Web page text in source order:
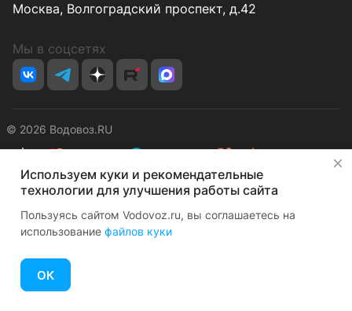
Москва, Волгоградский проспект, д.42
Мы в соцсетях
© 2026 Водовоз.RU
КонфиденциальностьОферта
Главная
Используем куки и рекомендательные
технологии для улучшения работы сайта
Пользуясь сайтом Vodovoz.ru, вы соглашаетесь на
использование файлов куки
ОК